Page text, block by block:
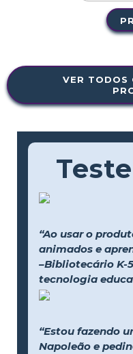
VER TODOS
“Ao usar o
animados e
–Bibliotecário K-
tecnologia
“Estou fazendo
Napoleão e